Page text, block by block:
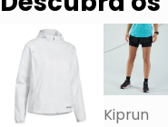
Kiprun